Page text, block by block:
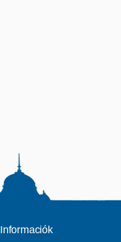
Informaciók